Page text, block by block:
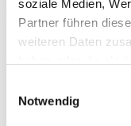
soziale Medien,
Partner führen
weiteren Daten
Notwendig
Evelyn Stadler
Bewirtschaftung